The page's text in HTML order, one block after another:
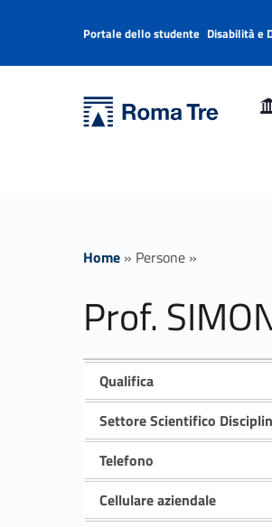
Prof. SIMONE TRECCA - Università Roma Tre
Header info sidebar
Portale dello studente Disabilità e
Home » Persone »
Prof.
Qualifica
Settore Scientifico
Telefono
Cellulare aziendale